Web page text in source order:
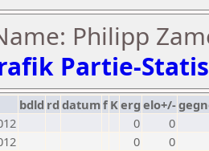
Philipp
Partie-
bdld rd datumf Kerg elo+/-
0
0
0
0